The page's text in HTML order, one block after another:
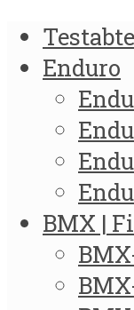
Enduro
BMX |